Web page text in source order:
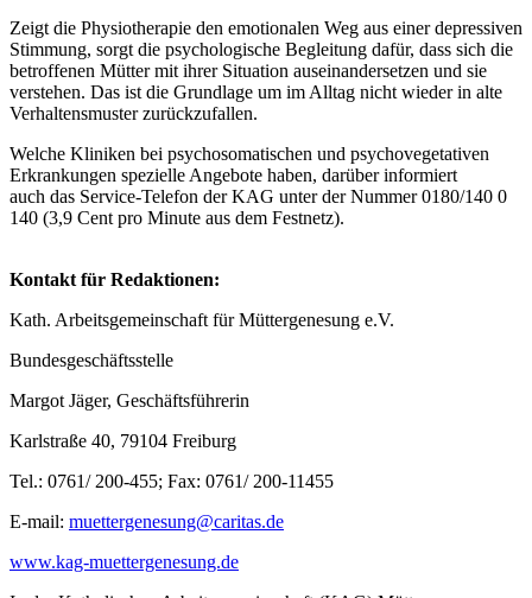
Zeigt die Physiotherapie den emotionalen Weg aus einer depressiven
Stimmung, sorgt die psychologische Begleitung dafür, dass sich die
betroffenen Mütter mit ihrer Situation auseinandersetzen und sie
verstehen. Das ist die Grundlage um im Alltag nicht wieder in alte
Verhaltensmuster zurückzufallen.
Welche Kliniken bei psychosomatischen und psychovegetativen
Erkrankungen spezielle Angebote haben, darüber informiert
auch das Service-Telefon der KAG unter der Nummer 0180/140 0
140 (3,9 Cent pro Minute aus dem Festnetz).
Kontakt für Redaktionen:
Kath. Arbeitsgemeinschaft für Müttergenesung e.V.
Bundesgeschäftsstelle
Margot Jäger, Geschäftsführerin
Karlstraße 40, 79104 Freiburg
Tel.: 0761/ 200-455; Fax: 0761/ 200-11455
E-mail: muettergenesung@caritas.de
www.kag-muettergenesung.de